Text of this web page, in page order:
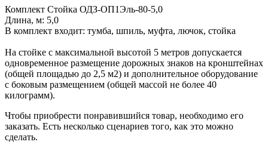
Комплект Стойка ОДЗ-ОП1Эль-80-5,0
Длина, м: 5,0
В комплект входит: тумба, шпиль, муфта, лючок, стойка
На стойке с максимальной высотой 5 метров допускается
одновременное размещение дорожных знаков на кронштейнах
(общей площадью до 2,5 м2) и дополнительное оборудование
с боковым размещением (общей массой не более 40
килограмм).
Чтобы приобрести понравившийся товар, необходимо его
заказать. Есть несколько сценариев того, как это можно
сделать.